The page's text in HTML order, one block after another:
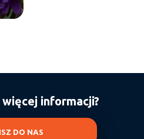
informacji?
DO NAS